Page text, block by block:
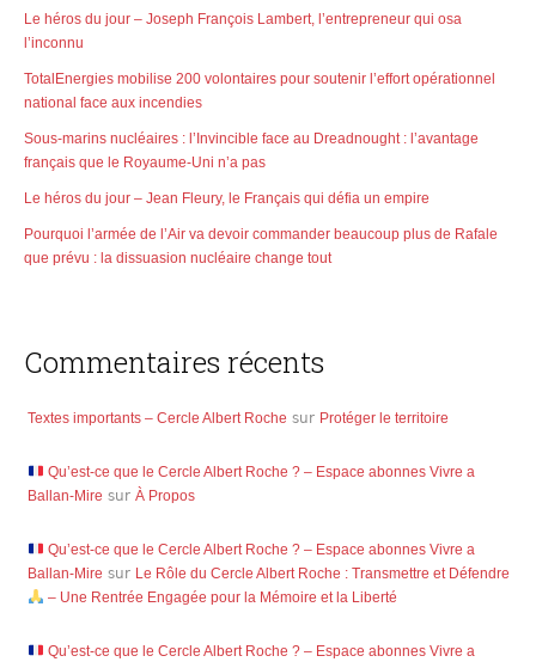
Le héros du jour – Joseph François Lambert, l’entrepreneur qui osa
l’inconnu
TotalEnergies mobilise 200 volontaires pour soutenir l’effort opérationnel
national face aux incendies
Sous-marins nucléaires : l’Invincible face au Dreadnought : l’avantage
français que le Royaume-Uni n’a pas
Le héros du jour – Jean Fleury, le Français qui défia un empire
Pourquoi l’armée de l’Air va devoir commander beaucoup plus de Rafale
que prévu : la dissuasion nucléaire change tout
Commentaires récents
Textes importants – Cercle Albert Roche sur Protéger le territoire
Qu’est-ce que le Cercle Albert Roche ? – Espace abonnes Vivre a
Ballan-Mire sur À Propos
Qu’est-ce que le Cercle Albert Roche ? – Espace abonnes Vivre a
Ballan-Mire sur Le Rôle du Cercle Albert Roche : Transmettre et Défendre
– Une Rentrée Engagée pour la Mémoire et la Liberté
Qu’est-ce que le Cercle Albert Roche ? – Espace abonnes Vivre a